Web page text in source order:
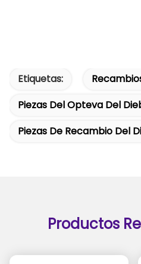
Etiquetas:
Piezas Del Opteva Del
Piezas De Recambio Del
Productos